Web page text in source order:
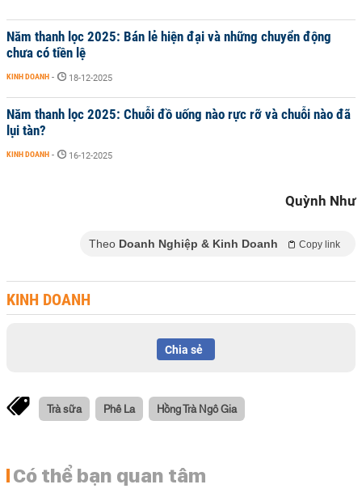
Năm thanh lọc 2025: Bán lẻ hiện đại và những chuyển động
chưa có tiền lệ
KINH DOANH - 18-12-2025
Năm thanh lọc 2025: Chuỗi đồ uống nào rực rỡ và chuỗi nào đã
lụi tàn?
KINH DOANH - 16-12-2025
Quỳnh Như
Theo Doanh Nghiệp & Kinh Doanh Copy link
KINH DOANH
Chia sẻ
Trà sữa Phê La Hồng Trà Ngô Gia
Có thể bạn quan tâm